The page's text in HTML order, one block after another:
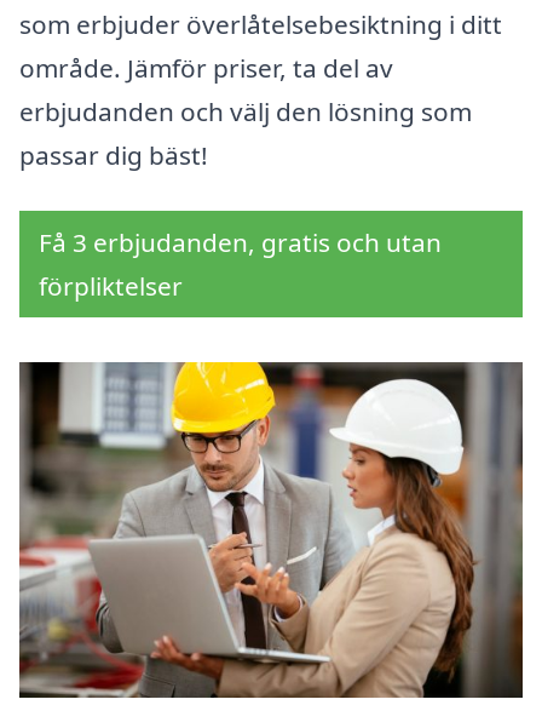
som erbjuder överlåtelsebesiktning i ditt
område. Jämför priser, ta del av
erbjudanden och välj den lösning som
passar dig bäst!
Få 3 erbjudanden, gratis och utan
förpliktelser